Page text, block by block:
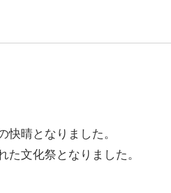
晴となりました。
文化祭となりました。